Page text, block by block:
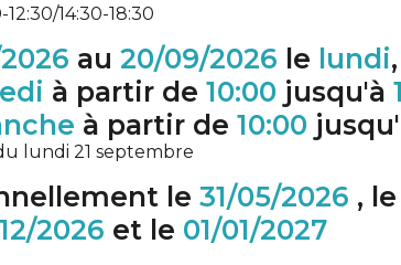
14:30-18:30
au 20/09/2026 le lundi,
à partir de 10:00jusqu'à
à partir de 10:00
lundi 21 septembre
le 31/05/2026 , le
2026 et le 01/01/2027